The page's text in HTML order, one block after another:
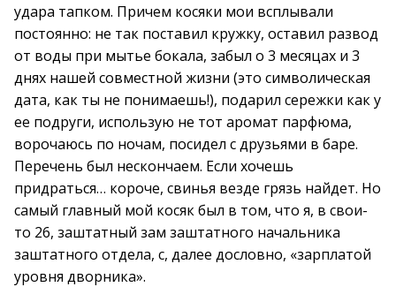
удара тапком. Причем косяки мои всплывали
постоянно: не так поставил кружку, оставил развод
от воды при мытье бокала, забыл о 3 месяцах и 3
днях нашей совместной жизни (это символическая
дата, как ты не понимаешь!), подарил сережки как у
ее подруги, использую не тот аромат парфюма,
ворочаюсь по ночам, посидел с друзьями в баре.
Перечень был нескончаем. Если хочешь
придраться… короче, свинья везде грязь найдет. Но
самый главный мой косяк был в том, что я, в свои-
то 26, заштатный зам заштатного начальника
заштатного отдела, с, далее дословно, «зарплатой
уровня дворника».